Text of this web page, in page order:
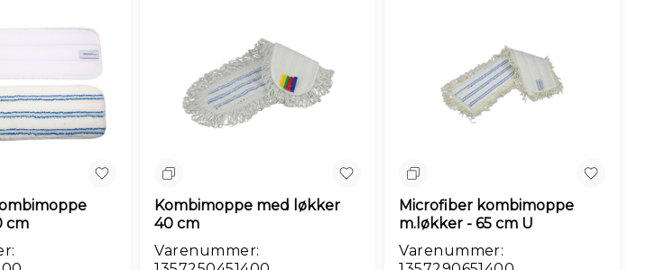
cm
Sammenlign
Kombimoppe med løkker
40 cm
Varenummer:
Sammenlign
Microfiber kombimoppe
m.løkker - 65 cm U
Varenummer: